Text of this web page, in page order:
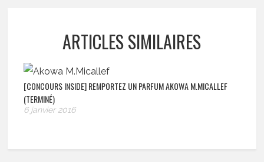
ARTICLES SIMILAIRES
[CONCOURS INSIDE] REMPORTEZ UN PARFUM AKOWA M.MICALLEF
(TERMINÉ)
6 janvier 2016